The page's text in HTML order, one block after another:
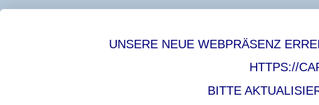
UNSERE NEUE WEBPRÄSENZ
HTTPS://
BITTE